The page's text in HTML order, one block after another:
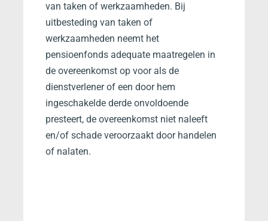
van taken of werkzaamheden. Bij
uitbesteding van taken of
werkzaamheden neemt het
pensioenfonds adequate maatregelen in
de overeenkomst op voor als de
dienstverlener of een door hem
ingeschakelde derde onvoldoende
presteert, de overeenkomst niet naleeft
en/of schade veroorzaakt door handelen
of nalaten.